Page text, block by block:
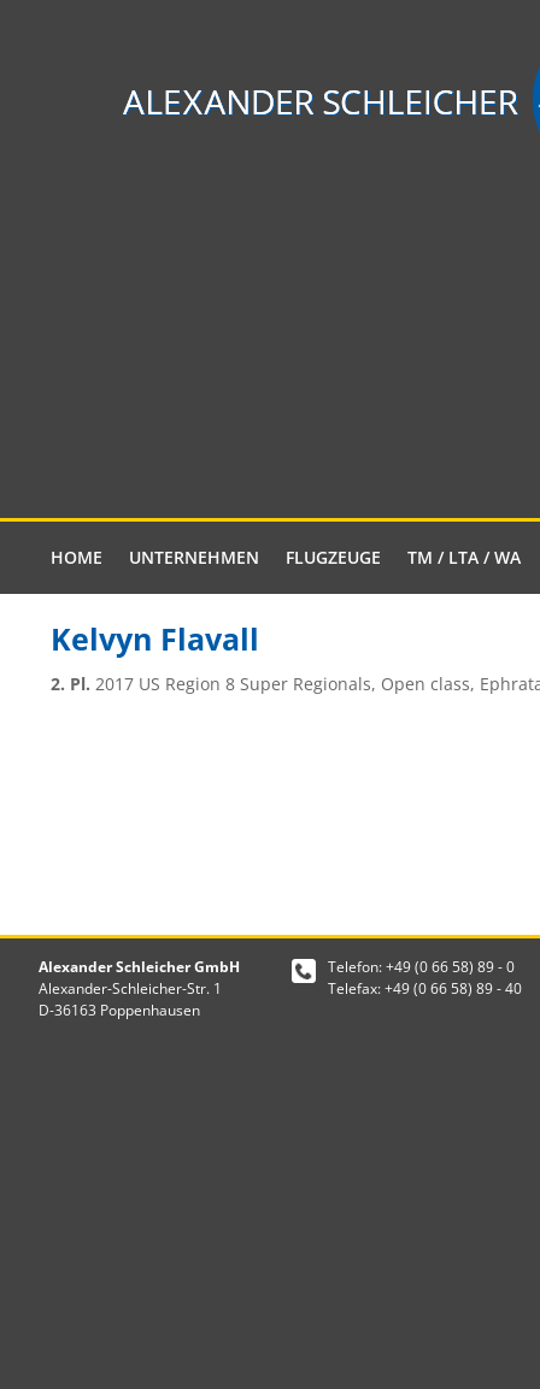
HOME UNTERNEHMEN FLUGZEUGE TM / LTA / WA
Kelvyn Flavall
2. Pl. 2017 US Region 8 Super Regionals, Open class,
Alexander Schleicher GmbH
Alexander-Schleicher-Str. 1
D-36163 Poppenhausen
Telefon: +49 (0 66 58) 89 - 0
Telefax: +49 (0 66 58) 89 - 40